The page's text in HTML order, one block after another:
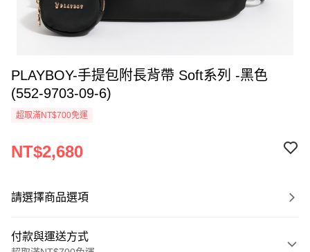
PLAYBOY-手提包附長背帶 Soft系列 -黑色
(552-9703-09-6)
超取滿NT$700免運
NT$2,680
請選擇商品選項
付款與運送方式